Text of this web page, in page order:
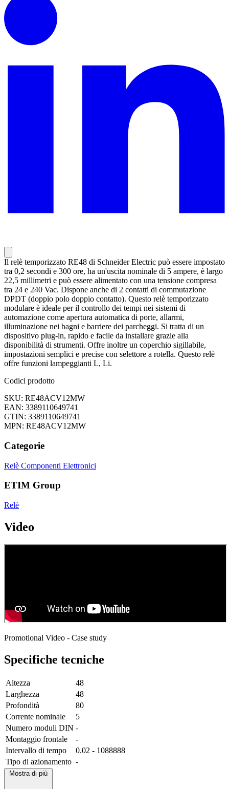
Il relè temporizzato RE48 di Schneider Electric può essere impostato
tra 0,2 secondi e 300 ore, ha un'uscita nominale di 5 ampere, è largo
22,5 millimetri e può essere alimentato con una tensione compresa
tra 24 e 240 Vac. Dispone anche di 2 contatti di commutazione
DPDT (doppio polo doppio contatto). Questo relè temporizzato
modulare è ideale per il controllo dei tempi nei sistemi di
automazione come apertura automatica di porte, allarmi,
illuminazione nei bagni e barriere dei parcheggi. Si tratta di un
dispositivo plug-in, rapido e facile da installare grazie alla
disponibilità di strumenti. Offre inoltre un coperchio sigillabile,
impostazioni semplici e precise con selettore a rotella. Questo relè
offre funzioni lampeggianti L, Li.
Codici prodotto
SKU: RE48ACV12MW
EAN: 3389110649741
GTIN: 3389110649741
MPN: RE48ACV12MW
Categorie
Relè Componenti Elettronici
ETIM Group
Relè
Video
Promotional Video - Case study
Specifiche tecniche
Altezza
48
Larghezza
48
Profondità
80
Corrente nominale
5
Numero moduli DIN -
Montaggio frontale
-
Intervallo di tempo
0.02 - 1088888
Tipo di azionamento -
Mostra di più